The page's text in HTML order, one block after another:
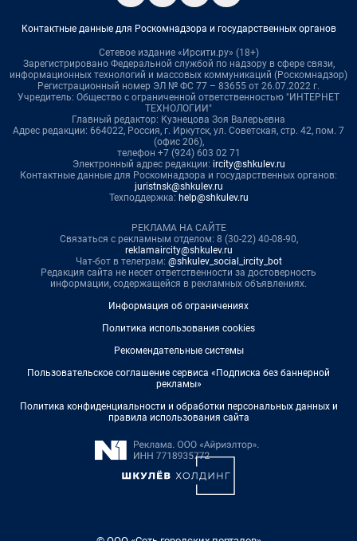
Контактные данные для Роскомнадзора и государственных органов
Сетевое издание «Ирсити.ру» (18+)
Зарегистрировано Федеральной службой по надзору в сфере связи,
информационных технологий и массовых коммуникаций (Роскомнадзор)
Регистрационный номер ЭЛ № ФС 77 – 83655 от 26.07.2022 г.
Учредитель: Общество с ограниченной ответственностью "ИНТЕРНЕТ
ТЕХНОЛОГИИ"
Главный редактор: Кузнецова Зоя Валерьевна
Адрес редакции: 664022, Россия, г. Иркутск, ул. Советская, стр. 42, пом. 7
(офис 206),
телефон +7 (924) 603 02 71
Электронный адрес редакции: ircity@shkulev.ru
Контактные данные для Роскомнадзора и государственных органов:
juristnsk@shkulev.ru
Техподдержка: help@shkulev.ru
РЕКЛАМА НА САЙТЕ
Связаться с рекламным отделом: 8 (30-22) 40-08-90,
reklamaircity@shkulev.ru
Чат-бот в телеграм: @shkulev_social_ircity_bot
Редакция сайта не несет ответственности за достоверность
информации, содержащейся в рекламных объявлениях.
Информация об ограничениях
Политика использования cookies
Рекомендательные системы
Пользовательское соглашение сервиса «Подписка без баннерной
рекламы»
Политика конфиденциальности и обработки персональных данных и
правила использования сайта